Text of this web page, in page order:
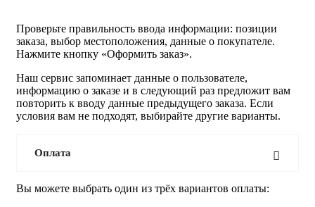
Проверьте правильность ввода информации: позиции
заказа, выбор местоположения, данные о покупателе.
Нажмите кнопку «Оформить заказ».
Наш сервис запоминает данные о пользователе,
информацию о заказе и в следующий раз предложит вам
повторить к вводу данные предыдущего заказа. Если
условия вам не подходят, выбирайте другие варианты.
Оплата
Вы можете выбрать один из трёх вариантов оплаты: